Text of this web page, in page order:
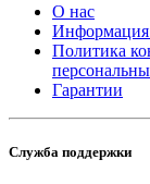
О нас
Информация
Политика
Гарантии
Служба поддержки